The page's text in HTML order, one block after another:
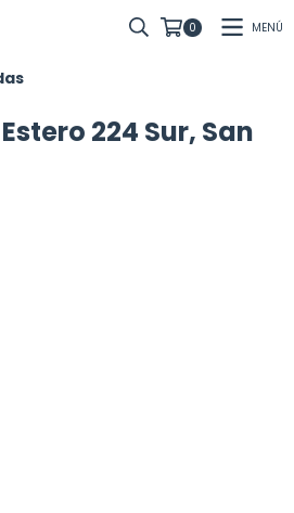
0 MENÚ
224 Sur, San